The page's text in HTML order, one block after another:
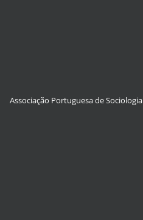
Associação Portuguesa de Sociologia